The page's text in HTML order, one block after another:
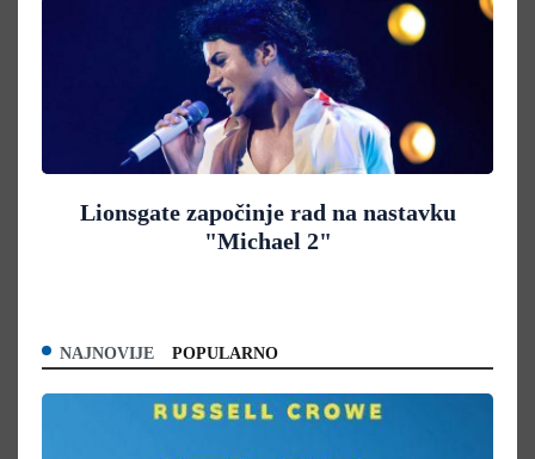
Lionsgate započinje rad na nastavku
"Michael 2"
NAJNOVIJE POPULARNO